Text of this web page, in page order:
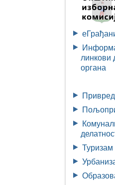
линкови
органа
Туризам